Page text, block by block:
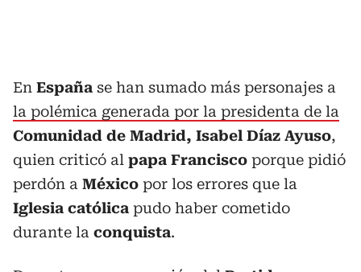
En España se han sumado más personajes a
la polémica generada por la presidenta de la
Comunidad de Madrid, Isabel Díaz Ayuso,
quien criticó al papa Francisco porque pidió
perdón a México por los errores que la
Iglesia católica pudo haber cometido
durante la conquista.